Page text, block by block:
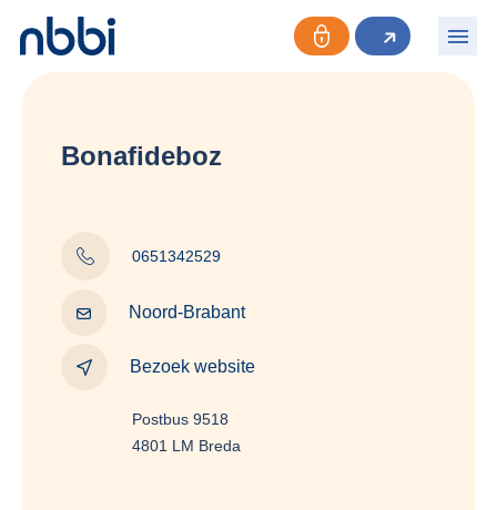
Bonafideboz
0651342529
Noord-Brabant
Bezoek website
Postbus 9518
4801 LM Breda